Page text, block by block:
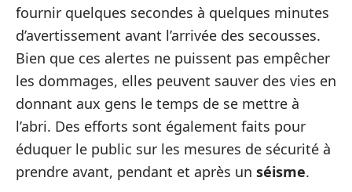
fournir quelques secondes à quelques minutes
d’avertissement avant l’arrivée des secousses.
Bien que ces alertes ne puissent pas empêcher
les dommages, elles peuvent sauver des vies en
donnant aux gens le temps de se mettre à
l’abri. Des efforts sont également faits pour
éduquer le public sur les mesures de sécurité à
prendre avant, pendant et après un séisme.